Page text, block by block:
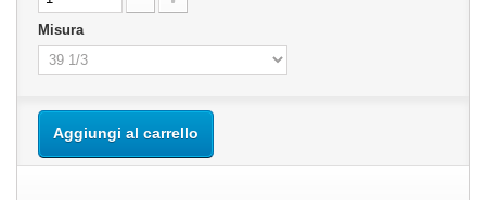
Misura
Aggiungi al carrello